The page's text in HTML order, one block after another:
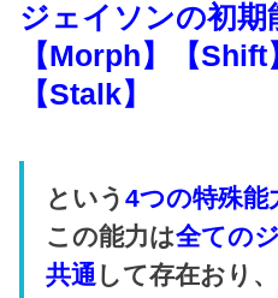
ジェイソンの初期
【Morph】
【Shift
【Stalk】
という 4つの特殊能
この能力は全ての
共通して存在おり、